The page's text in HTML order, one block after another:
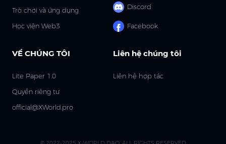
Discord
Facebook
Trò chơi và ứng dụng
Học viện Web3
VỀ CHÚNG TÔI
Lite Paper 1.0
Quyền riêng tư
official@XWorld.pro
Liên hệ chúng tôi
Liên hệ hợp tác